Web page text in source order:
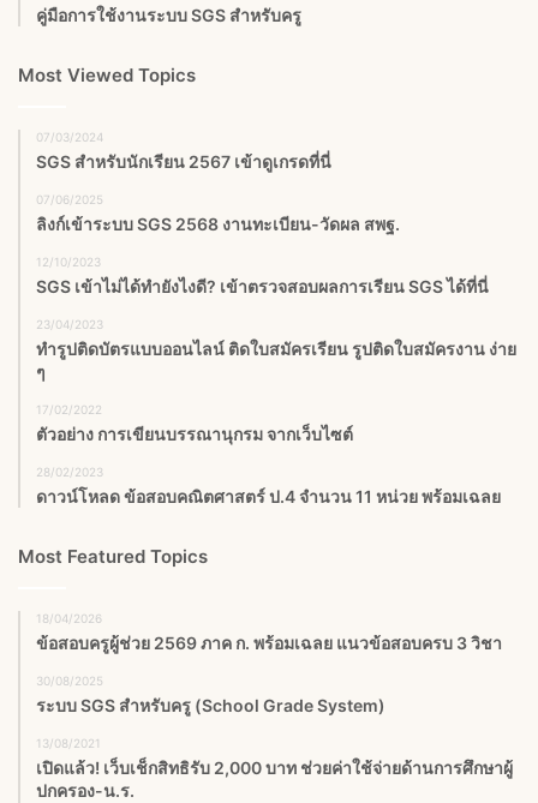
คู่มือการใช้งานระบบ SGS สำหรับครู
Most Viewed Topics
07/03/2024
SGS สําหรับนักเรียน 2567 เข้าดูเกรดที่นี่
07/06/2025
ลิงก์เข้าระบบ SGS 2568 งานทะเบียน-วัดผล สพฐ.
12/10/2023
SGS เข้าไม่ได้ทำยังไงดี? เข้าตรวจสอบผลการเรียน SGS ได้ที่นี่
23/04/2023
ทำรูปติดบัตรแบบออนไลน์ ติดใบสมัครเรียน รูปติดใบสมัครงาน ง่าย
ๆ
17/02/2022
ตัวอย่าง การเขียนบรรณานุกรม จากเว็บไซต์
28/02/2023
ดาวน์โหลด ข้อสอบคณิตศาสตร์ ป.4 จำนวน 11 หน่วย พร้อมเฉลย
Most Featured Topics
18/04/2026
ข้อสอบครูผู้ช่วย 2569 ภาค ก. พร้อมเฉลย แนวข้อสอบครบ 3 วิชา
30/08/2025
ระบบ SGS สำหรับครู (School Grade System)
13/08/2021
เปิดแล้ว! เว็บเช็กสิทธิรับ 2,000 บาท ช่วยค่าใช้จ่ายด้านการศึกษาผู้
ปกครอง-น.ร.